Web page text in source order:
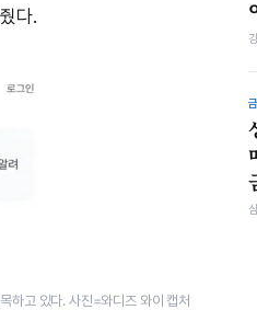
다.
하고 있다. 사진=와디즈 와이 캡처